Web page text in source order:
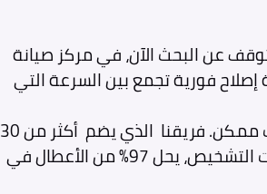
عن البحث الآن، في مركز صيانة
إصلاح فورية تجمع بين السرعة التي
كذلك نلتزم بإعادة بوتجازك كالجديد في أقصر وقت ممكن. فريقنا الذي يضم أكثر من 30
فني معتمد من جنرال اليكتريك، مزود بأحدث أدوات التشخيص، يحل 97% من الأعطال في